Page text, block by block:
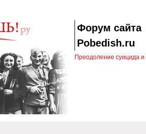
Форум сайта
Pobedish.ru
Преодоление суицида